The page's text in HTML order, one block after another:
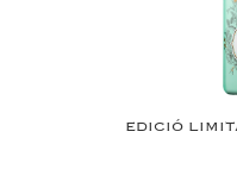
EDICIÓ